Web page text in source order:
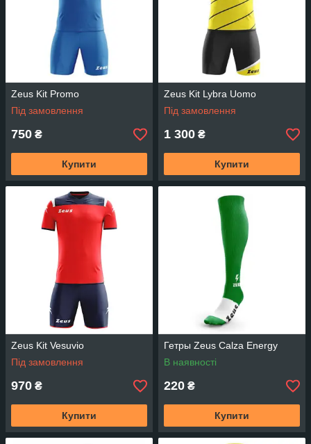
Zeus Kit Promo
Під замовлення
750 ₴
Купити
Zeus Kit Lybra Uomo
Під замовлення
1 300 ₴
Купити
Zeus Kit Vesuvio
Під замовлення
970 ₴
Купити
Гетры Zeus Calza Energy
В наявності
220 ₴
Купити